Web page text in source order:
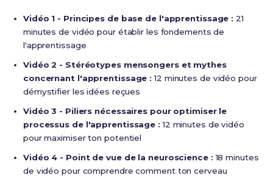
Vidéo 1 - Principes de base de l'apprentissage : 21
minutes de vidéo pour établir les fondements de
l'apprentissage
Vidéo 2 - Stéréotypes mensongers et mythes
concernant l'apprentissage : 12 minutes de vidéo pour
démystifier les idées reçues
Vidéo 3 - Piliers nécessaires pour optimiser le
processus de l'apprentissage : 12 minutes de vidéo
pour maximiser ton potentiel
Vidéo 4 - Point de vue de la neuroscience : 18 minutes
de vidéo pour comprendre comment ton cerveau